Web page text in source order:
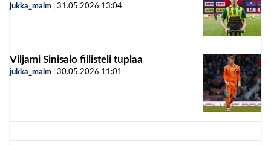
jukka_malm 31.05.2026 13:04
Viljami Sinisalo fiilisteli tuplaa
jukka_malm 30.05.2026 11:01